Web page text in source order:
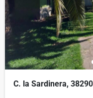
C. la Sardinera,